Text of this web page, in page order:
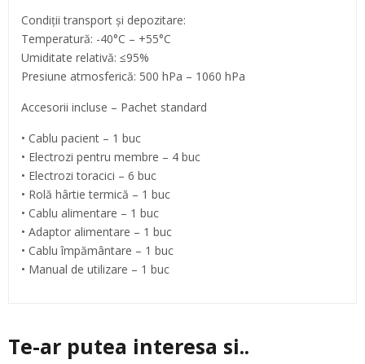
Condiții transport și depozitare:
Temperatură: -40°C – +55°C
Umiditate relativă: ≤95%
Presiune atmosferică: 500 hPa – 1060 hPa
Accesorii incluse – Pachet standard
• Cablu pacient – 1 buc
• Electrozi pentru membre – 4 buc
• Electrozi toracici – 6 buc
• Rolă hârtie termică – 1 buc
• Cablu alimentare – 1 buc
• Adaptor alimentare – 1 buc
• Cablu împământare – 1 buc
• Manual de utilizare – 1 buc
Te-ar putea interesa si..